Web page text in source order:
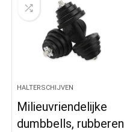
HALTERSCHIJVEN
Milieuvriendelijke
dumbbells, rubberen